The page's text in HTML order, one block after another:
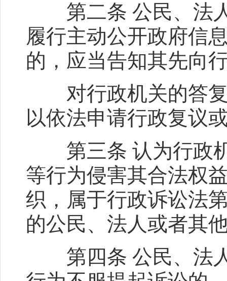
第二条 公民、法人
履行主动公开政府信
的，应当告知其先向
对行政机关的答复
以依法申请行政复议
第三条 认为行政机
等行为侵害其合法权
织，属于行政诉讼法
的公民、法人或者其
第四条 公民、法人